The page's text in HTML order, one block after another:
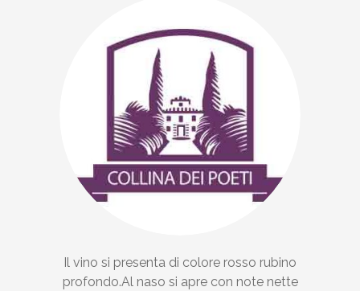
Il vino si presenta di colore rosso rubino
profondo.Al naso si apre con note nette